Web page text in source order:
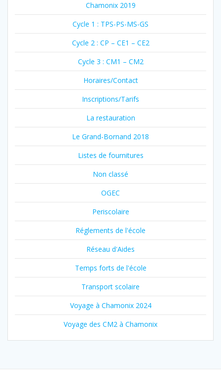
Chamonix 2019
Cycle 1 : TPS-PS-MS-GS
Cycle 2 : CP – CE1 – CE2
Cycle 3 : CM1 – CM2
Horaires/Contact
Inscriptions/Tarifs
La restauration
Le Grand-Bornand 2018
Listes de fournitures
Non classé
OGEC
Periscolaire
Réglements de l'école
Réseau d'Aides
Temps forts de l'école
Transport scolaire
Voyage à Chamonix 2024
Voyage des CM2 à Chamonix